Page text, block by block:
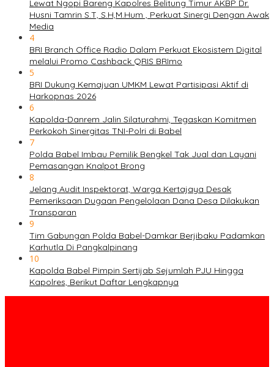
Lewat Ngopi Bareng Kapolres Belitung Timur AKBP Dr.
Husni Tamrin S.T, S.H,M.Hum , Perkuat Sinergi Dengan Awak
Media
4
BRI Branch Office Radio Dalam Perkuat Ekosistem Digital
melalui Promo Cashback QRIS BRImo
5
BRI Dukung Kemajuan UMKM Lewat Partisipasi Aktif di
Harkopnas 2026
6
Kapolda-Danrem Jalin Silaturahmi, Tegaskan Komitmen
Perkokoh Sinergitas TNI-Polri di Babel
7
Polda Babel Imbau Pemilik Bengkel Tak Jual dan Layani
Pemasangan Knalpot Brong
8
Jelang Audit Inspektorat, Warga Kertajaya Desak
Pemeriksaan Dugaan Pengelolaan Dana Desa Dilakukan
Transparan
9
Tim Gabungan Polda Babel-Damkar Berjibaku Padamkan
Karhutla Di Pangkalpinang
10
Kapolda Babel Pimpin Sertijab Sejumlah PJU Hingga
Kapolres, Berikut Daftar Lengkapnya